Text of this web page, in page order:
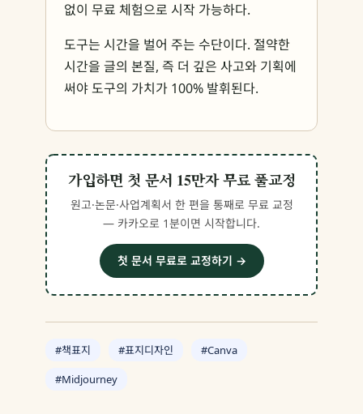
없이 무료 체험으로 시작 가능하다.
도구는 시간을 벌어 주는 수단이다. 절약한
시간을 글의 본질, 즉 더 깊은 사고와 기획에
써야 도구의 가치가 100% 발휘된다.
가입하면 첫 문서 15만자 무료 풀교정
원고·논문·사업계획서 한 편을 통째로 무료 교정
— 카카오로 1분이면 시작합니다.
첫 문서 무료로 교정하기 →
#책표지 #표지디자인
#Canva
#Midjourney